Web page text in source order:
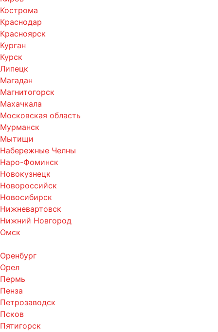
Кострома
Краснодар
Красноярск
Курган
Курск
Липецк
Магадан
Магнитогорск
Махачкала
Московская область
Мурманск
Мытищи
Набережные Челны
Наро-Фоминск
Новокузнецк
Новороссийск
Новосибирск
Нижневартовск
Нижний Новгород
Омск
Оренбург
Орел
Пермь
Пенза
Петрозаводск
Псков
Пятигорск